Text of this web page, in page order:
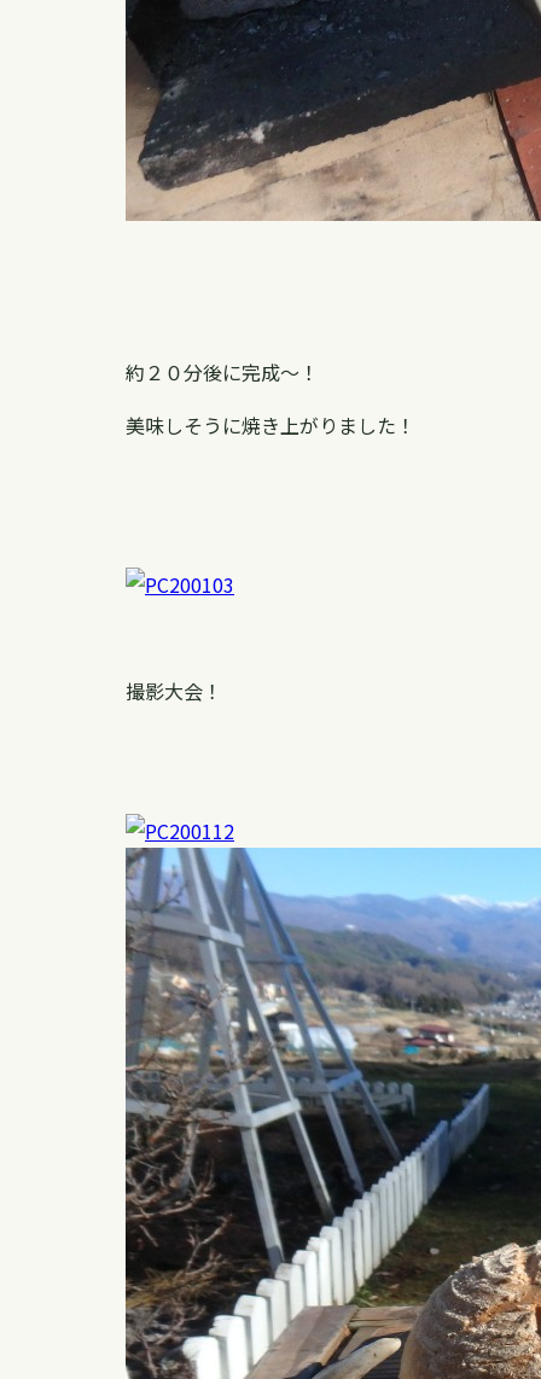
約２０分後に完成〜！
美味しそうに焼き上がりました！
撮影大会！